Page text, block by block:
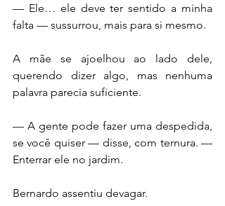
— Ele… ele deve ter sentido a minha
falta — sussurrou, mais para si mesmo.
A mãe se ajoelhou ao lado dele,
querendo dizer algo, mas nenhuma
palavra parecia suficiente.
— A gente pode fazer uma despedida,
se você quiser — disse, com ternura. —
Enterrar ele no jardim.
Bernardo assentiu devagar.